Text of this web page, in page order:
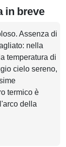
in breve
Assenza di
nella
temperatura di
cielo sereno,
termico è
della